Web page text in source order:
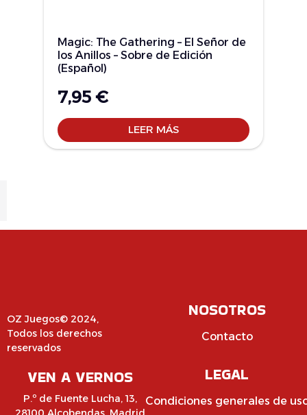
Magic: The Gathering – El Señor de
los Anillos – Sobre de Edición
(Español)
7,95 €
LEER MÁS
OZ Juegos© 2024,
Todos los derechos
reservados
VEN A VERNOS
P.º de Fuente Lucha, 13,
NOSOTROS
Contacto
LEGAL
Condiciones generales de